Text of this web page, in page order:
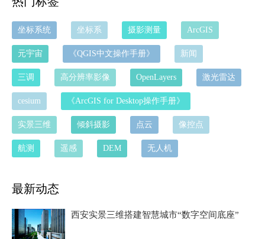
坐标系统 坐标系 摄影测量 ArcGIS
元宇宙 《QGIS中文操作手册》 新闻
三调 高分辨率影像 OpenLayers 激光雷达
cesium 《ArcGIS for Desktop操作手册》
实景三维 倾斜摄影 点云 像控点
航测 遥感 DEM 无人机
最新动态
西安实景三维搭建智慧城市“数字空间底座”